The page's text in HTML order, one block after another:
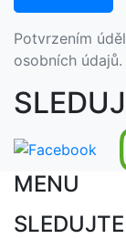
Potvrzením
osobních údajů.
MENU